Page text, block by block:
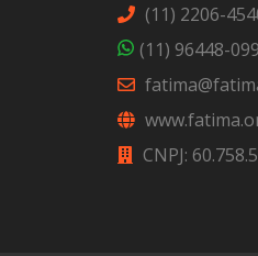
(11) 2206-
(11) 96448-
CNPJ: